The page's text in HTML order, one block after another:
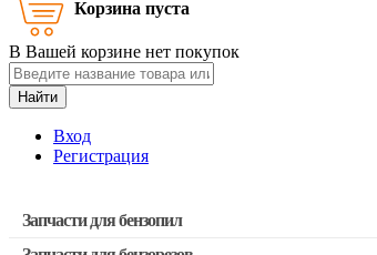
Корзина пуста
В Вашей корзине нет покупок
Найти
Вход
Регистрация
Запчасти для бензопил